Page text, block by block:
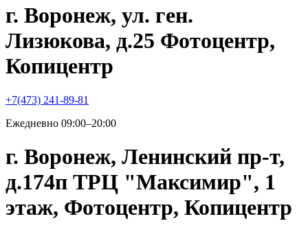
г. Воронеж, ул. ген.
Лизюкова, д.25 Фотоцентр,
Копицентр
+7(473) 241-89-81
Ежедневно 09:00–20:00
г. Воронеж, Ленинский пр-т,
д.174п ТРЦ "Максимир", 1
этаж, Фотоцентр, Копицентр